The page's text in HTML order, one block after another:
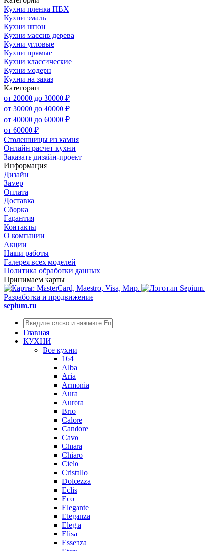
Кухни пленка ПВХ
Кухни эмаль
Кухни шпон
Кухни массив дерева
Кухни угловые
Кухни прямые
Кухни классические
Кухни модерн
Кухни на заказ
Категории
от 20000 до 30000 ₽
от 30000 до 40000 ₽
от 40000 до 60000 ₽
от 60000 ₽
Столешницы из камня
Онлайн расчет кухни
Заказать дизайн-проект
Информация
Дизайн
Замер
Оплата
Доставка
Сборка
Гарантия
Контакты
О компании
Акции
Наши работы
Галерея всех моделей
Политика обработки данных
Принимаем карты
Разработка и продвижение
sepium.ru
Главная
КУХНИ
Все кухни
164
Alba
Aria
Armonia
Aura
Aurora
Brio
Calore
Candore
Cavo
Chiara
Chiaro
Cielo
Cristallo
Dolcezza
Eclis
Eco
Elegante
Eleganza
Elegia
Elisa
Essenza